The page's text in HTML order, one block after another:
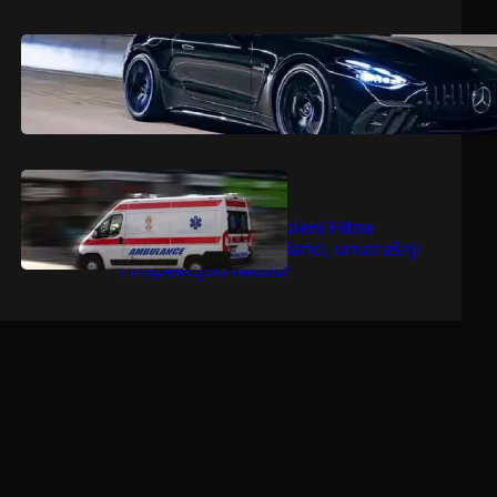
jul 9, 2026.Dragoljub Gajić
Mercedesova V8 zvijer ostavlja
konkurenciju bez daha
jul 9, 2026.Dragoljub Gajić
Suspendovani zaposleni Hitne
pomoći u Bačkoj Palanci, unutrašnji
i inspekcijski nadzor